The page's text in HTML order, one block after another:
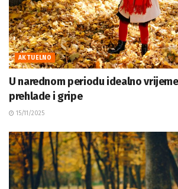
AKTUELNO
U narednom periodu idealno
prehlade i gripe
15/11/2025